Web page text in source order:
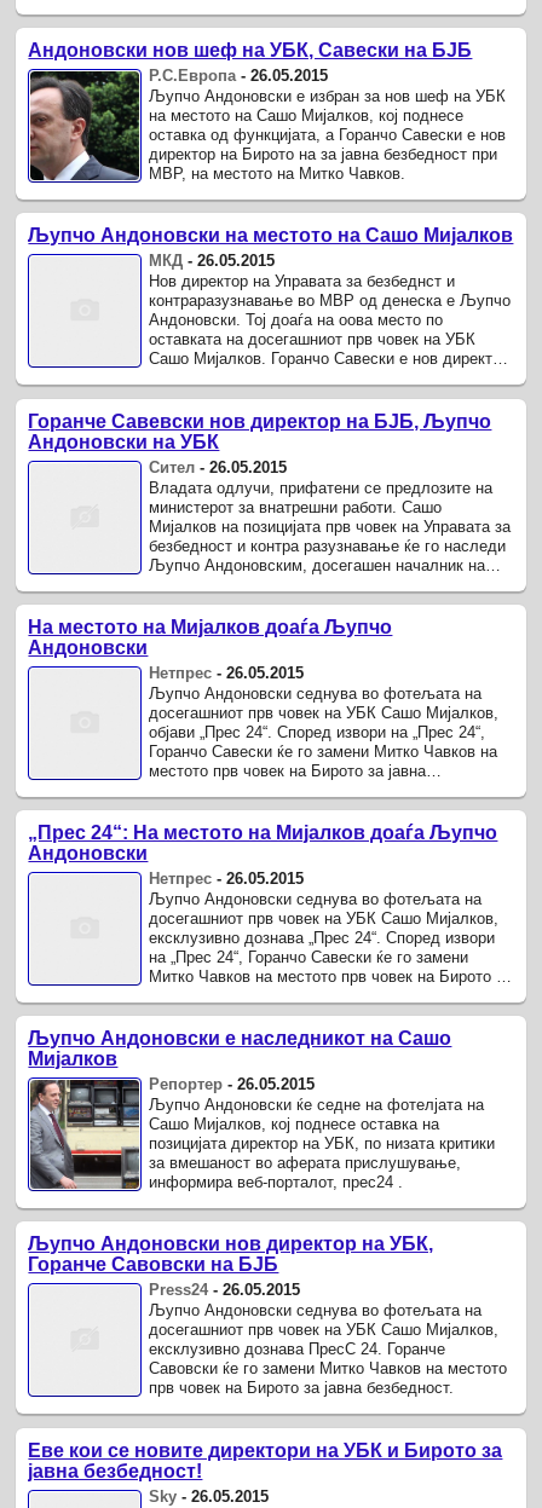
Андоновски нов шеф на УБК, Савески на БЈБ
Р.С.Европа-26.05.2015
Љупчо Андоновски е избран за нов шеф на УБК
на местото на Сашо Мијалков, кој поднесе
оставка од функцијата, а Горанчо Савески е нов
директор на Бирото на за јавна безбедност при
МВР, на местото на Митко Чавков.
Љупчо Андоновски на местото на Сашо Мијалков
МКД -26.05.2015
Нов директор на Управата за безбеднст и
контраразузнавање во МВР од денеска е Љупчо
Андоновски. Тој доаѓа на оова место по
оставката на досегашниот прв човек на УБК
Сашо Мијалков. Горанчо Савески е нов директор
Горанче Савевски нов директор на БЈБ, Љупчо
Андоновски на УБК
Сител -26.05.2015
Владата одлучи, прифатени се предлозите на
министерот за внатрешни работи. Сашо
Мијалков на позицијата прв човек на Управата за
безбедност и контра разузнавање ќе го наследи
Љупчо Андоновским, досегашен началник на
На местото нa Мијалков доаѓа Љупчо
Андоновски
Нетпрес -26.05.2015
Љупчо Андоновски седнува во фотељата на
досегашниот прв човек на УБК Сашо Мијалков,
објави „Прес 24“. Според извори на „Прес 24“,
Горанчо Савески ќе го замени Митко Чавков на
местото прв човек на Бирото за јавна
„Прес 24“: На местото нa Мијалков доаѓа Љупчо
Андоновски
Нетпрес -26.05.2015
Љупчо Андоновски седнува во фотељата на
досегашниот прв човек на УБК Сашо Мијалков,
ексклузивно дознава „Прес 24“. Според извори
на „Прес 24“, Горанчо Савески ќе го замени
Митко Чавков на местото прв човек на Бирото за
Љупчо Андоновски е наследникот на Сашо
Мијалков
Репортер -26.05.2015
Љупчо Андоновски ќе седне на фотелјата на
Сашо Мијалков, кој поднесе оставка на
позицијата директор на УБК, по низата критики
за вмешаност во аферата прислушување,
информира веб-порталот, прес24 .
Љупчо Андоновски нов директор на УБК,
Горанче Савовски на БЈБ
Press24-26.05.2015
Љупчо Андоновски седнува во фотељата на
досегашниот прв човек на УБК Сашо Мијалков,
ексклузивно дознава ПресС 24. Горанче
Савовски ќе го замени Митко Чавков на местото
прв човек на Бирото за јавна безбедност.
Еве кои се новите директори на УБК и Бирото за
јавна безбедност!
Sky -26.05.2015